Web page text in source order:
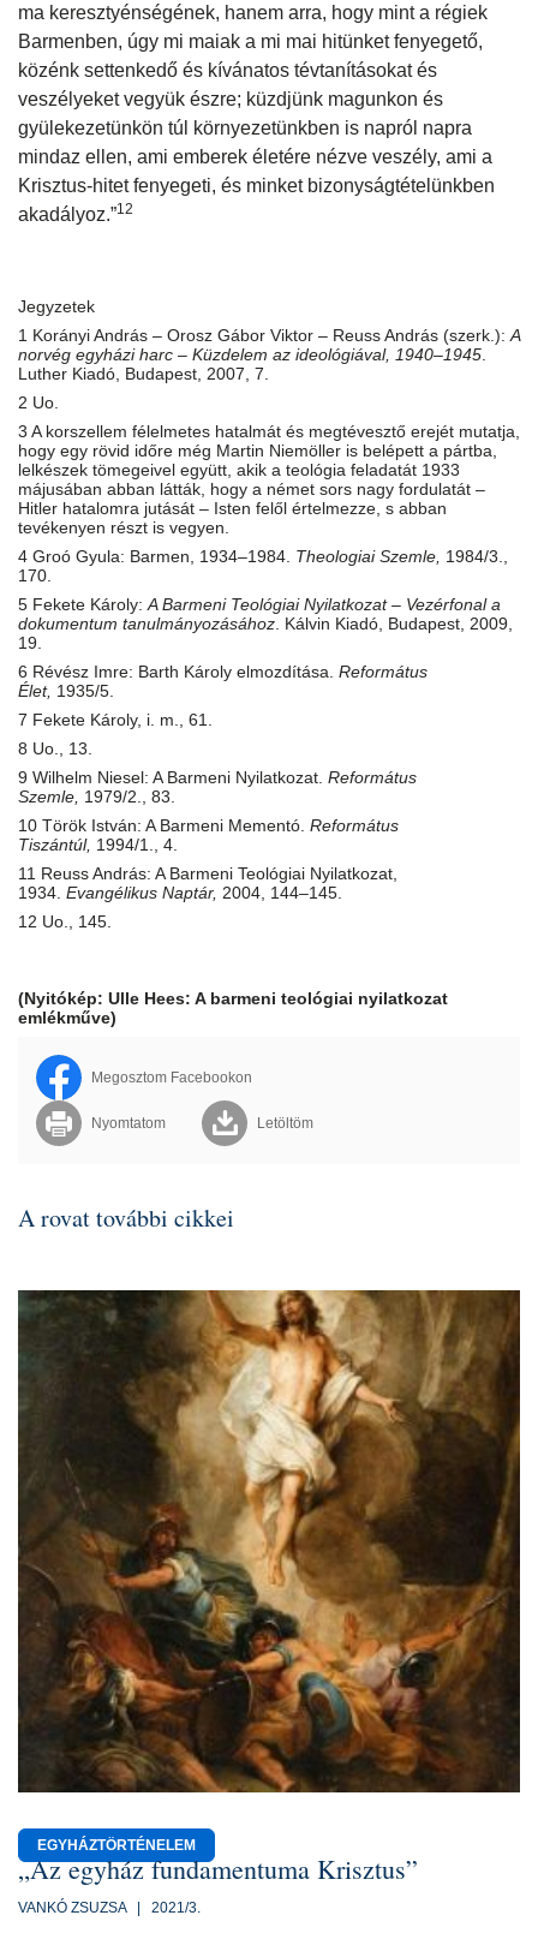
ma keresztyénségének, hanem arra, hogy mint a régiek
Barmenben, úgy mi maiak a mi mai hitünket fenyegető,
közénk settenkedő és kívánatos tévtanításokat és
veszélyeket vegyük észre; küzdjünk magunkon és
gyülekezetünkön túl környezetünkben is napról napra
mindaz ellen, ami emberek életére nézve veszély, ami a
Krisztus-hitet fenyegeti, és minket bizonyságtételünkben
akadályoz.”12
Jegyzetek
1 Korányi András – Orosz Gábor Viktor – Reuss András (szerk.): A
norvég egyházi harc – Küzdelem az ideológiával, 1940–1945
Luther Kiadó, Budapest, 2007, 7.
2 Uo.
3 A korszellem félelmetes hatalmát és megtévesztő erejét mutatja,
hogy egy rövid időre még Martin Niemöller is belépett a pártba,
lelkészek tömegeivel együtt, akik a teológia feladatát 1933
májusában abban látták, hogy a német sors nagy fordulatát –
Hitler hatalomra jutását – Isten felől értelmezze, s abban
tevékenyen részt is vegyen.
4 Groó Gyula: Barmen, 1934–1984. Theologiai Szemle, 1984/3.,
170.
5 Fekete Károly: A Barmeni Teológiai Nyilatkozat – Vezérfonal a
dokumentum tanulmányozásához . Kálvin Kiadó, Budapest, 2009,
19.
6 Révész Imre: Barth Károly elmozdítása. Református
Élet, 1935/5.
7 Fekete Károly, i. m., 61.
8 Uo., 13.
9 Wilhelm Niesel: A Barmeni Nyilatkozat. Református
Szemle, 1979/2., 83.
10 Török István: A Barmeni Mementó. Református
Tiszántúl, 1994/1., 4.
11 Reuss András: A Barmeni Teológiai Nyilatkozat,
1934. Evangélikus Naptár, 2004, 144–145.
12 Uo., 145.
(Nyitókép: Ulle Hees: A barmeni teológiai nyilatkozat
emlékműve)
Megosztom Facebookon
Nyomtatom Letöltöm
A rovat további cikkei
EGYHÁZTÖRTÉNELEM
„Az egyház fundamentuma Krisztus”
VANKÓ ZSUZSA | 2021/3.